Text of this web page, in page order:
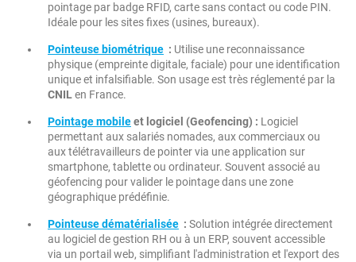
pointage par badge RFID, carte sans contact ou code PIN.
Idéale pour les sites fixes (usines, bureaux).
Pointeuse biométrique : Utilise une reconnaissance
physique (empreinte digitale, faciale) pour une identification
unique et infalsifiable. Son usage est très réglementé par la
CNILen France.
Pointage mobileet logiciel (Geofencing) : Logiciel
permettant aux salariés nomades, aux commerciaux ou
aux télétravailleurs de pointer via une application sur
smartphone, tablette ou ordinateur. Souvent associé au
géofencing pour valider le pointage dans une zone
géographique prédéfinie.
Pointeuse dématérialisée : Solution intégrée directement
au logiciel de gestion RH ou à un ERP, souvent accessible
via un portail web, simplifiant l'administration et l'export des